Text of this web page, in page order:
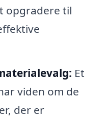
opgradere til
Et
viden om de
der er